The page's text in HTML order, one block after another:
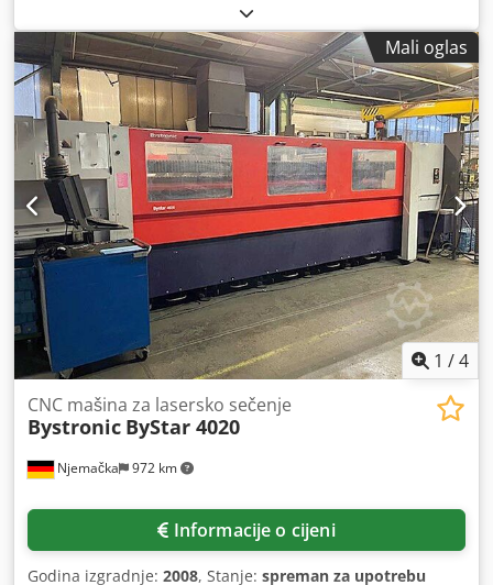
Mali oglas
1 /4
Njemačka 972 km
CNC mašina za lasersko sečenje
Bystronic ByStar 4020
Informacije o cijeni
Godina izgradnje: 2008, Stanje: spreman za upotrebu